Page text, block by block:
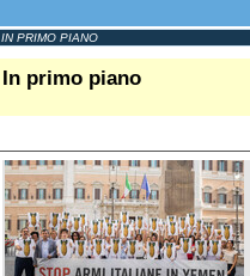
IN PRIMO PIANO
In primo piano